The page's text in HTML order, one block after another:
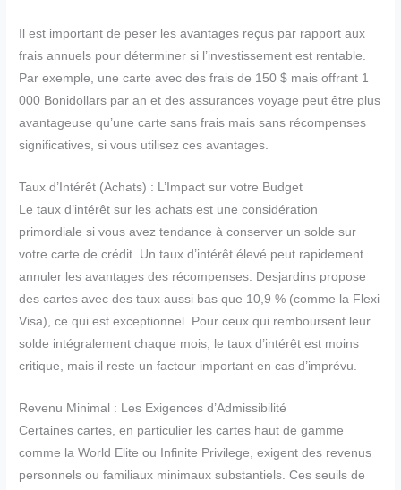
Il est important de peser les avantages reçus par rapport aux
frais annuels pour déterminer si l’investissement est rentable.
Par exemple, une carte avec des frais de 150 $ mais offrant 1
000 Bonidollars par an et des assurances voyage peut être plus
avantageuse qu’une carte sans frais mais sans récompenses
significatives, si vous utilisez ces avantages.
Taux d’Intérêt (Achats) : L’Impact sur votre Budget
Le taux d’intérêt sur les achats est une considération
primordiale si vous avez tendance à conserver un solde sur
votre carte de crédit. Un taux d’intérêt élevé peut rapidement
annuler les avantages des récompenses. Desjardins propose
des cartes avec des taux aussi bas que 10,9 % (comme la Flexi
Visa), ce qui est exceptionnel. Pour ceux qui remboursent leur
solde intégralement chaque mois, le taux d’intérêt est moins
critique, mais il reste un facteur important en cas d’imprévu.
Revenu Minimal : Les Exigences d’Admissibilité
Certaines cartes, en particulier les cartes haut de gamme
comme la World Elite ou Infinite Privilege, exigent des revenus
personnels ou familiaux minimaux substantiels. Ces seuils de